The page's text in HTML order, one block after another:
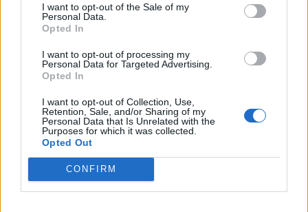
I want to opt-out of the Sale of my
Personal Data.
Opted In
I want to opt-out of processing my
Personal Data for Targeted Advertising.
Opted In
I want to opt-out of Collection, Use,
Retention, Sale, and/or Sharing of my
Personal Data that Is Unrelated with the
Purposes for which it was collected.
Opted Out
CONFIRM
ALTRE NOTIZIE DI BUSTO ARSIZIO